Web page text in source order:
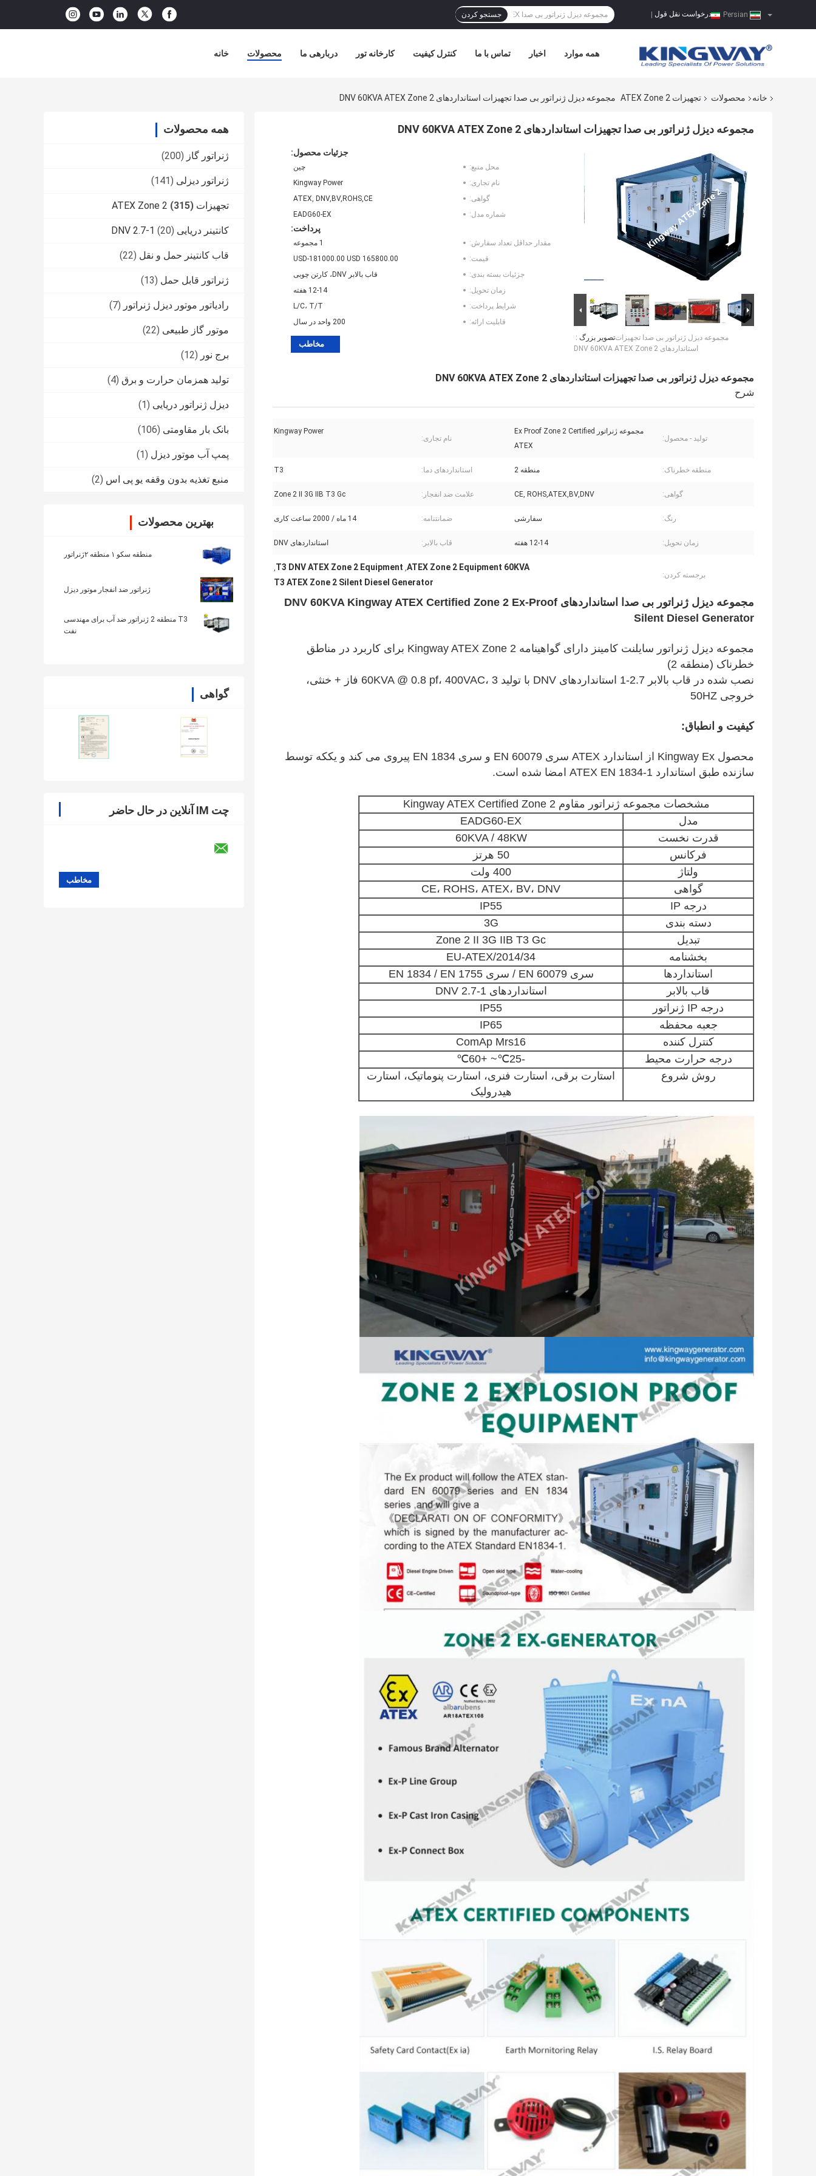
درخواست نقل قول جستجو کردن
خانه محصولات دربارهی ما کارخانه تور کنترل کیفیت تماس با ما اخبار همه موارد
خانه محصولات تجهیزات ATEX Zone 2 مجموعه دیزل ژنراتور بی صدا تجهیزات استانداردهای DNV 60KVA ATEX Zone 2
همه محصولات
ژنراتور گاز (200)
ژنراتور دیزلی (141)
تجهیزات ATEX Zone 2 (315)
کانتینر دریایی DNV 2.7-1 (20)
قاب کانتینر حمل و نقل (22)
ژنراتور قابل حمل (13)
رادیاتور موتور دیزل ژنراتور (7)
موتور گاز طبیعی (22)
برج نور (12)
تولید همزمان حرارت و برق (4)
دیزل ژنراتور دریایی (1)
بانک بار مقاومتی (106)
پمپ آب موتور دیزل (1)
منبع تغذیه بدون وقفه یو پی اس (2)
بهترین محصولات
منطقه سکو ۱ منطقه ۲ژنراتور
ژنراتور ضد انفجار موتور دیزل
T3 منطقه 2 ژنراتور ضد آب برای مهندسی
نفت
گواهی
چت IM آنلاین در حال حاضر
مجموعه دیزل ژنراتور بی صدا تجهیزات استانداردهای DNV 60KVA ATEX Zone 2
تصویر بزرگ :مجموعه دیزل ژنراتور بی صدا تجهیزات
استانداردهای DNV 60KVA ATEX Zone 2
جزئیات محصول:
محل منبع:
چین
نام تجاری:
Kingway Power
گواهی:
ATEX, DNV,BV,ROHS,CE
شماره مدل:
EADG60-EX
پرداخت:
مقدار حداقل تعداد سفارش:
1 مجموعه
قیمت:
165800.00 USD-181000.00 USD
جزئیات بسته بندی:
قاب بالابر DNV، کارتن چوبی
زمان تحویل:
12-14 هفته
شرایط پرداخت:
L/C، T/T
قابلیت ارائه:
200 واحد در سال
مخاطب
مجموعه دیزل ژنراتور بی صدا تجهیزات استانداردهای DNV 60KVA ATEX Zone 2
شرح
تولید - محصول:
مجموعه ژنراتور Ex Proof Zone 2 Certified
ATEX
نام تجاری:
Kingway Power
منطقه خطرناک: منطقه 2 استانداردهای دما: T3
گواهی: CE, ROHS,ATEX,BV,DNV علامت ضد انفجار: Zone 2 II 3G IIB T3 Gc
رنگ: سفارشی ضمانتنامه: 14 ماه / 2000 ساعت کاری
زمان تحویل: 12-14 هفته قاب بالابر: استانداردهای DNV
برجسته کردن:
ATEX Zone 2 Equipment 60KVA
,
T3 DNV ATEX Zone 2 Equipment
,
T3 ATEX Zone 2 Silent Diesel Generator
مجموعه دیزل ژنراتور بی صدا استانداردهای DNV 60KVA Kingway ATEX Certified Zone 2 Ex-Proof
Silent Diesel Generator
مجموعه دیزل ژنراتور سایلنت کامینز دارای گواهینامه Kingway ATEX Zone 2 برای کاربرد در مناطق
خطرناک (منطقه 2)
نصب شده در قاب بالابر 2.7-1 استانداردهای DNV با تولید 60KVA @ 0.8 pf، 400VAC، 3 فاز + خنثی،
خروجی 50HZ
کیفیت و انطباق:
محصول Kingway Ex از استاندارد ATEX سری EN 60079 و سری EN 1834 پیروی می کند و یک
که توسط
سازنده طبق استاندارد ATEX EN 1834-1 امضا شده است.
مشخصات مجموعه ژنراتور مقاوم Kingway ATEX Certified Zone 2
مدل
EADG60-EX
قدرت نخست
60KVA / 48KW
فرکانس
50 هرتز
ولتاژ
400 ولت
گواهی
CE، ROHS، ATEX، BV، DNV
درجه IP
IP55
دسته بندی
3G
تبدیل
Zone 2 II 3G IIB T3 Gc
بخشنامه
2014/34/EU-ATEX
استانداردها
سری EN 60079 / سری EN 1834 / EN 1755
قاب بالابر
استانداردهای DNV 2.7-1
درجه IP ژنراتور
IP55
جعبه محفظه
IP65
کنترل کننده
ComAp Mrs16
درجه حرارت محیط
-25℃~ +60℃
روش شروع
استارت برقی، استارت فنری، استارت پنوماتیک، استارت
هیدرولیک